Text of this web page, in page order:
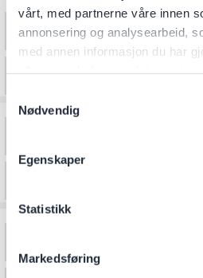
vårt, med partnerne våre innen
annonsering og analysearbeid,
med annen informasjon du har
Nødvendig
Egenskaper
Statistikk
Markedsføring